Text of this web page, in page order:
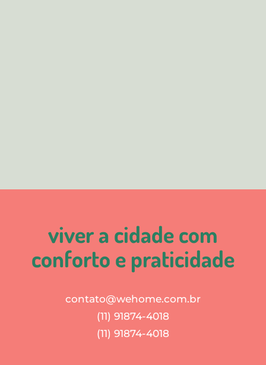
viver a cidade com
conforto e praticidade
contato@wehome.com.br
(11) 91874-4018
(11) 91874-4018